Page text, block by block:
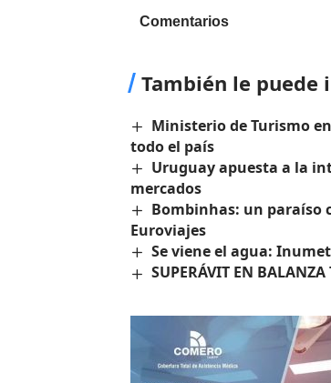
Comentarios
También le puede
Ministerio de Turismo
todo el país
Uruguay apuesta a la
mercados
Bombinhas: un paraíso
Euroviajes
Se viene el agua:
SUPERÁVIT EN